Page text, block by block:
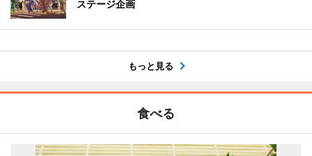
ステージ企画
もっと見る
食べる